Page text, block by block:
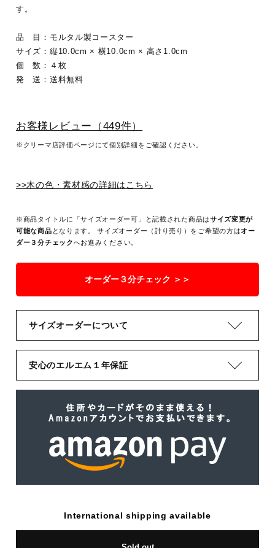
す。
品 目：モルタル製コースター
サイズ：縦10.0cm × 横10.0cm × 高さ1.0cm
個 数：４枚
発 送：送料無料
お客様レビュー（449件）
※クリーマ店評価ページにて個別詳細をご確認ください。
>>木の色・素材感の詳細はこちら
※商品タイトルに「サイズオーダー可」と記載された商品はサイズ変更が
可能な商品 となります。 サイズオーダー（計り売り）をご希望の方はオー
ダー３分チェックへお進みください。
オーダー３分チェック ＞＞
サイズオーダーについて
安心のエルエム１年保証
International shipping available